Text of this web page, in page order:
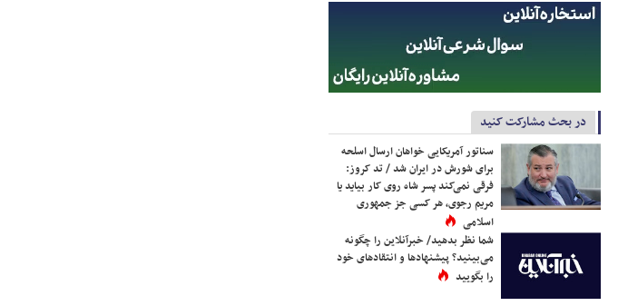
در بحث مشارکت کنید
سناتور آمریکایی خواهان ارسال اسلحه
برای شورش در ایران شد / تد کروز:
فرقی نمی‌کند پسر شاه روی کار بیاید یا
مریم رجوی، هر کسی جز جمهوری
اسلامی
شما نظر بدهید/ خبرآنلاین را چگونه
می‌بینید؟ پیشنهادها و انتقادهای خود
را بگویید